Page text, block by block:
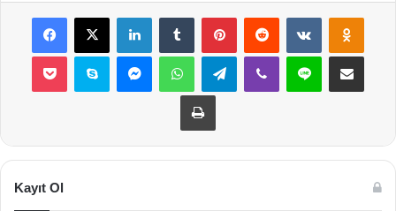
Facebook
X LinkedInTumblr PinterestReddit VKontakte
Pocket Skype MessengerWhatsAppTelegramViber Line E-Posta ile
Yazdır
Kayıt Ol